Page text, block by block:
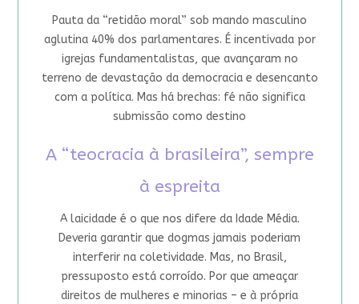
Pauta da “retidão moral” sob mando masculino
aglutina 40% dos parlamentares. É incentivada por
igrejas fundamentalistas, que avançaram no
terreno de devastação da democracia e desencanto
com a política. Mas há brechas: fé não significa
submissão como destino
A “teocracia à brasileira”, sempre
à espreita
A laicidade é o que nos difere da Idade Média.
Deveria garantir que dogmas jamais poderiam
interferir na coletividade. Mas, no Brasil,
pressuposto está corroído. Por que ameaçar
direitos de mulheres e minorias – e à própria